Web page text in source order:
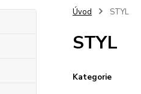
Úvod STYL
STYL
Kategorie